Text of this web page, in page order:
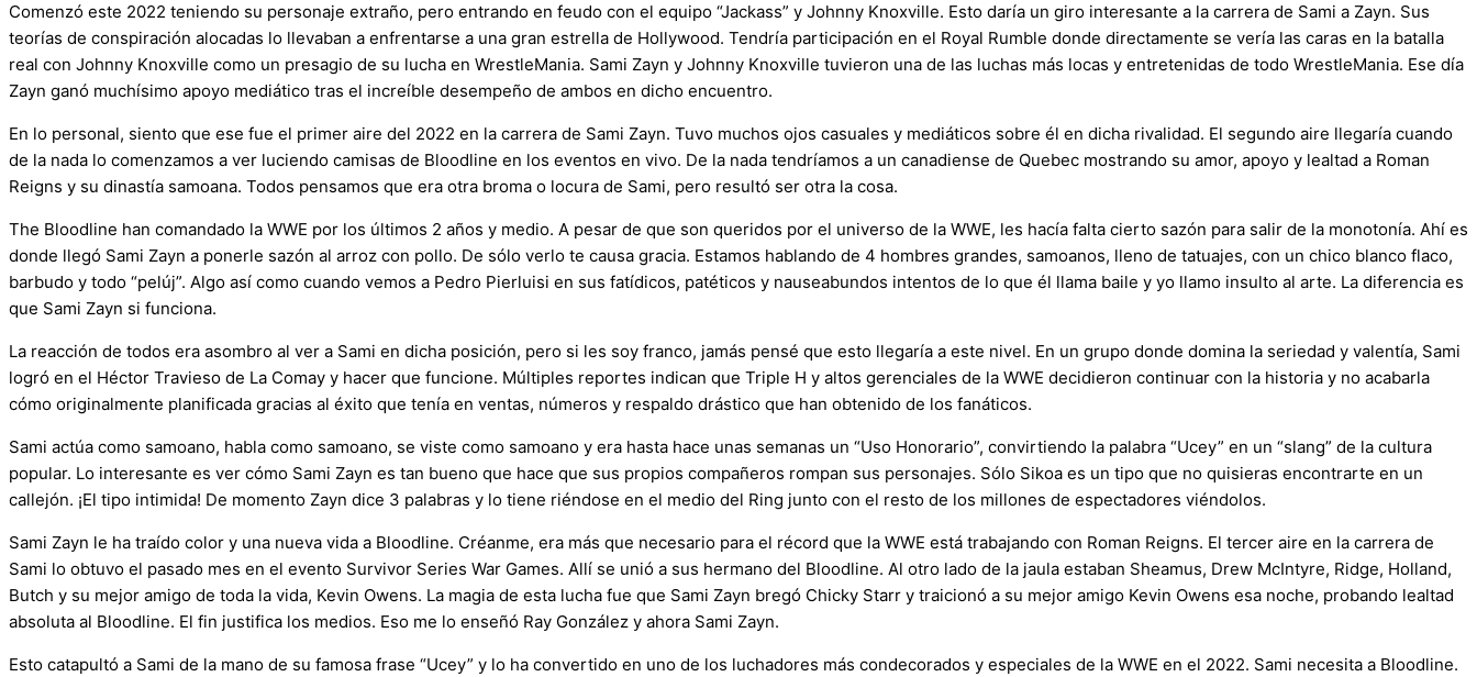
Comenzó este 2022 teniendo su personaje extraño, pero entrando en feudo con el equipo “Jackass” y Johnny Knoxville. Esto daría un giro interesante a la carrera de Sami a Zayn. Sus
teorías de conspiración alocadas lo llevaban a enfrentarse a una gran estrella de Hollywood. Tendría participación en el Royal Rumble donde directamente se vería las caras en la batalla
real con Johnny Knoxville como un presagio de su lucha en WrestleMania. Sami Zayn y Johnny Knoxville tuvieron una de las luchas más locas y entretenidas de todo WrestleMania. Ese día
Zayn ganó muchísimo apoyo mediático tras el increíble desempeño de ambos en dicho encuentro.
En lo personal, siento que ese fue el primer aire del 2022 en la carrera de Sami Zayn. Tuvo muchos ojos casuales y mediáticos sobre él en dicha rivalidad. El segundo aire llegaría cuando
de la nada lo comenzamos a ver luciendo camisas de Bloodline en los eventos en vivo. De la nada tendríamos a un canadiense de Quebec mostrando su amor, apoyo y lealtad a Roman
Reigns y su dinastía samoana. Todos pensamos que era otra broma o locura de Sami, pero resultó ser otra la cosa.
The Bloodline han comandado la WWE por los últimos 2 años y medio. A pesar de que son queridos por el universo de la WWE, les hacía falta cierto sazón para salir de la monotonía. Ahí es
donde llegó Sami Zayn a ponerle sazón al arroz con pollo. De sólo verlo te causa gracia. Estamos hablando de 4 hombres grandes, samoanos, lleno de tatuajes, con un chico blanco flaco,
barbudo y todo “pelúj”. Algo así como cuando vemos a Pedro Pierluisi en sus fatídicos, patéticos y nauseabundos intentos de lo que él llama baile y yo llamo insulto al arte. La diferencia es
que Sami Zayn si funciona.
La reacción de todos era asombro al ver a Sami en dicha posición, pero si les soy franco, jamás pensé que esto llegaría a este nivel. En un grupo donde domina la seriedad y valentía, Sami
logró en el Héctor Travieso de La Comay y hacer que funcione. Múltiples reportes indican que Triple H y altos gerenciales de la WWE decidieron continuar con la historia y no acabarla
cómo originalmente planificada gracias al éxito que tenía en ventas, números y respaldo drástico que han obtenido de los fanáticos.
Sami actúa como samoano, habla como samoano, se viste como samoano y era hasta hace unas semanas un “Uso Honorario”, convirtiendo la palabra “Ucey” en un “slang” de la cultura
popular. Lo interesante es ver cómo Sami Zayn es tan bueno que hace que sus propios compañeros rompan sus personajes. Sólo Sikoa es un tipo que no quisieras encontrarte en un
callejón. ¡El tipo intimida! De momento Zayn dice 3 palabras y lo tiene riéndose en el medio del Ring junto con el resto de los millones de espectadores viéndolos.
Sami Zayn le ha traído color y una nueva vida a Bloodline. Créanme, era más que necesario para el récord que la WWE está trabajando con Roman Reigns. El tercer aire en la carrera de
Sami lo obtuvo el pasado mes en el evento Survivor Series War Games. Allí se unió a sus hermano del Bloodline. Al otro lado de la jaula estaban Sheamus, Drew McIntyre, Ridge, Holland,
Butch y su mejor amigo de toda la vida, Kevin Owens. La magia de esta lucha fue que Sami Zayn bregó Chicky Starr y traicionó a su mejor amigo Kevin Owens esa noche, probando lealtad
absoluta al Bloodline. El fin justifica los medios. Eso me lo enseñó Ray González y ahora Sami Zayn.
Esto catapultó a Sami de la mano de su famosa frase “Ucey” y lo ha convertido en uno de los luchadores más condecorados y especiales de la WWE en el 2022. Sami necesita a Bloodline.